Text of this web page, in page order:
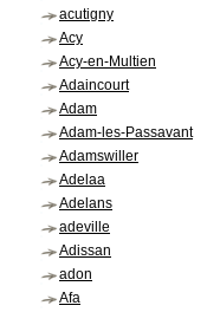
acutigny
Acy
Acy-en-Multien
Adaincourt
Adam
Adam-les-Passavant
Adamswiller
Adelaa
Adelans
adeville
Adissan
adon
Afa